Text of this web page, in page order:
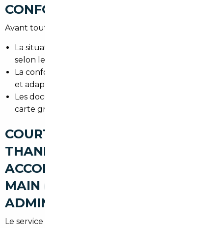
CONFORMITÉ, CARTE GRISE)
Avant toute importation, vérifiez :
La situation fiscale : TVA déjà payée ou à régler
selon le pays et le statut du vendeur.
La conformité technique : homologation, émissions
et adaptabilité aux normes françaises.
Les documents administratifs : certificat de cession,
carte grise étrangère, contrôle technique.
COURTIER AUTOMOBILE
THANN : UN
ACCOMPAGNEMENT CLÉ EN
MAIN (RECHERCHE,
ADMINISTRATIF, LIVRAISON)
Le service offert inclut la recherche personnalisée, la